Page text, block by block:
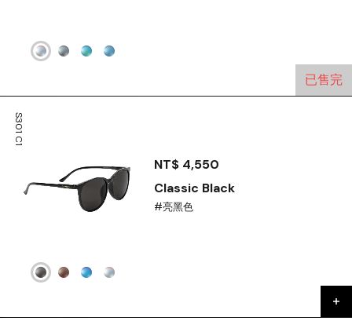
已售完
S301 C1
NT$ 4,550
Classic Black
#亮黑色